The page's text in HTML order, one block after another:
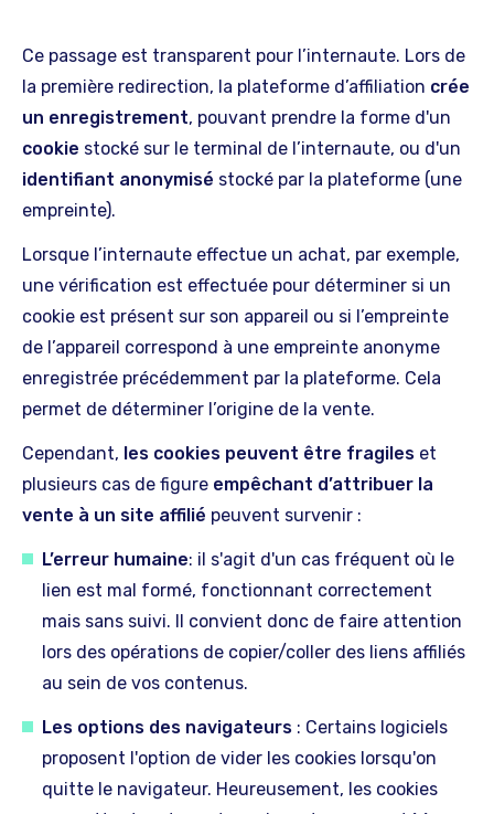
Ce passage est transparent pour l’internaute. Lors de
la première redirection, la plateforme d’affiliation crée
un enregistrement, pouvant prendre la forme d'un
cookie stocké sur le terminal de l’internaute, ou d'un
identifiant anonymisé stocké par la plateforme (une
empreinte).
Lorsque l’internaute effectue un achat, par exemple,
une vérification est effectuée pour déterminer si un
cookie est présent sur son appareil ou si l’empreinte
de l’appareil correspond à une empreinte anonyme
enregistrée précédemment par la plateforme. Cela
permet de déterminer l’origine de la vente.
Cependant, les cookies peuvent être fragiles et
plusieurs cas de figure empêchant d’attribuer la
vente à un site affilié peuvent survenir :
L’erreur humaine: il s'agit d'un cas fréquent où le
lien est mal formé, fonctionnant correctement
mais sans suivi. Il convient donc de faire attention
lors des opérations de copier/coller des liens affiliés
au sein de vos contenus.
Les options des navigateurs : Certains logiciels
proposent l'option de vider les cookies lorsqu'on
quitte le navigateur. Heureusement, les cookies